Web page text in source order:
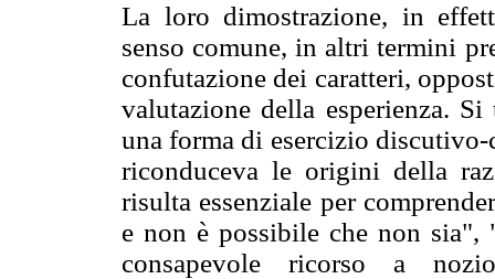
La loro dimostrazione, in
senso comune, in altri termini
confutazione dei caratteri,
valutazione della esperienza.
una forma di esercizio
riconduceva le origini della
risulta essenziale per
e non è possibile che non
consapevole ricorso a